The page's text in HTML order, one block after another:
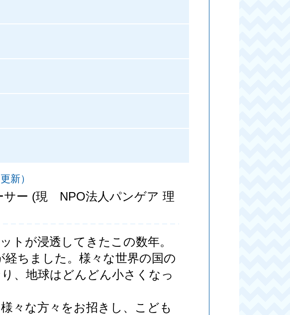
新）
ー (現 NPO法人パンゲア 理
トが浸透してきたこの数年。
ちました。様々な世界の国の
、地球はどんどん小さくなっ
々な方々をお招きし、こども